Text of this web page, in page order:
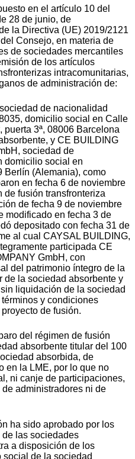
en el artículo 10 del
28 de junio, de
la Directiva (UE) 2019/2121
Consejo, en materia de
de sociedades mercantiles
de los artículos
intracomunitarias,
de administración de:
de nacionalidad
domicilio social en Calle
puerta 3ª, 08006 Barcelona
y CE BUILDING
sociedad de
domicilio social en
Berlín (Alemania), como
en fecha 6 de noviembre
de fusión transfronteriza
de fecha 9 de noviembre
modificado en fecha 3 de
depositado con fecha 31 de
al cual CAYSAL BUILDING,
participada CE
GmbH, con
del patrimonio íntegro de la
de la sociedad absorbente y
liquidación de la sociedad
y condiciones
de fusión.
del régimen de fusión
absorbente titular del 100
absorbida, de
en la LME, por lo que no
ni canje de participaciones,
administradores ni de
ha sido aprobado por los
las sociedades
a disposición de los
de la sociedad